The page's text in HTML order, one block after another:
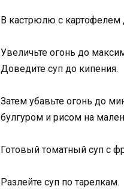
В кастрюлю с картофелем
Увеличьте огонь до
Доведите суп до кипения.
Затем убавьте огонь до
булгуром и рисом на
Готовый томатный суп с
Разлейте суп по тарелкам.